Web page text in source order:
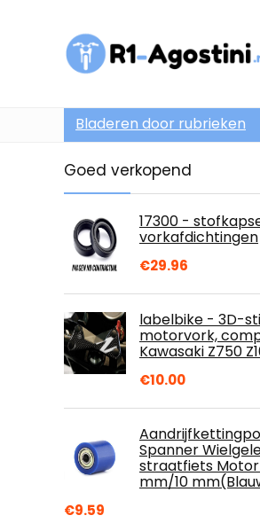
Bladeren door rubrieken
Goed verkopend
17300 -
vorkafdichtingen
€29.96
labelbike - 3D-
motorvork,
Kawasaki Z750
€10.00
Spanner
straatfiets
mm/10
€9.59